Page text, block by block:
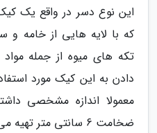
این نوع دسر در واقع یک
که با لایه هایی از خامه
تکه های میوه از جمله
دادن به این کیک مورد
ضخامت 6 سانتی متر تهیه می شوند.